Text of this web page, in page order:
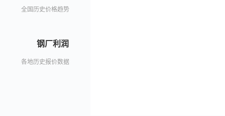
全国历史价格趋势
钢厂利润
各地历史报价数据